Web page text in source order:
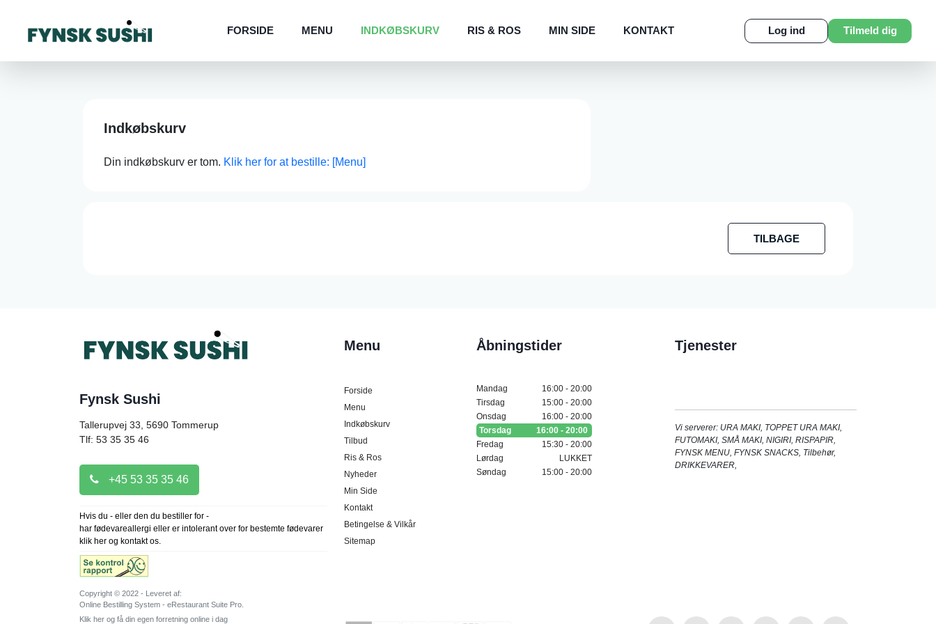
FORSIDE MENU INDKØBSKURV RIS & ROS MIN SIDE KONTAKT Log ind Tilmeld dig
Indkøbskurv
Din indkøbskurv er tom. Klik her for at bestille: [Menu]
TILBAGE
Fynsk Sushi
Tallerupvej 33, 5690 Tommerup
Tlf: 53 35 35 46
+45 53 35 35 46
Hvis du - eller den du bestiller for -
har fødevareallergi eller er intolerant over for bestemte fødevarer
klik her og kontakt os.
Menu
Forside
Menu
Indkøbskurv
Tilbud
Ris & Ros
Nyheder
Min Side
Kontakt
Betingelse & Vilkår
Sitemap
Åbningstider
Mandag
16:00 - 20:00
Tirsdag
15:00 - 20:00
Onsdag
16:00 - 20:00
Torsdag
16:00 - 20:00
Fredag
15:30 - 20:00
Lørdag
LUKKET
Søndag
15:00 - 20:00
Tjenester
Vi serverer: URA MAKI, TOPPET URA MAKI,
FUTOMAKI, SMÅ MAKI, NIGIRI, RISPAPIR,
FYNSK MENU, FYNSK SNACKS, Tilbehør,
DRIKKEVARER,
Copyright © 2022 - Leveret af:
Online Bestilling System - eRestaurant Suite Pro.
Klik her og få din egen forretning online i dag